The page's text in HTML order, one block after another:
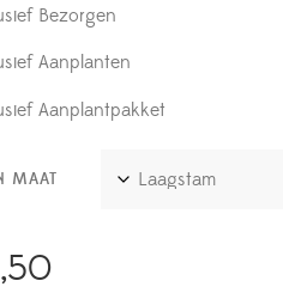
Bezorgen
Aanplanten
Aanplantpakket
MAAT